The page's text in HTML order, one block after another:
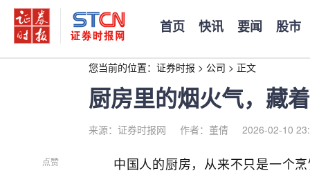
首页 快讯 要闻 股市
您当前的位置： 证券时报 > 公司 > 正文
厨房里的烟火气，藏
来源：证券时报网 作者：董倩 2026-02-10
点赞
中国人的厨房，从来不只是一个